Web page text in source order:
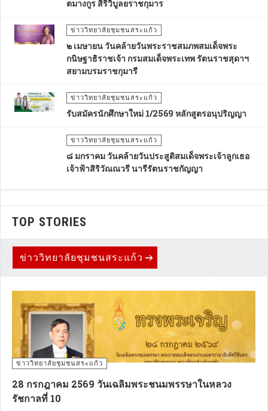
ตมางกูร สิริวิบูลยราชกุมาร
ข่าววิทยาลัยชุมชนสระแก้ว
๒ เมษายน วันคล้ายวันพระราชสมภพสมเด็จพระ
กนิษฐาธิราชเจ้า กรมสมเด็จพระเทพ รัตนราชสุดาฯ
สยามบรมราชกุมารี
ข่าววิทยาลัยชุมชนสระแก้ว
รับสมัครนักศึกษาใหม่ 1/2569 หลักสูตรอนุปริญญา
ข่าววิทยาลัยชุมชนสระแก้ว
๘ มกราคม วันคล้ายวันประสูติสมเด็จพระเจ้าลูกเธอ
เจ้าฟ้าสิริวัณณวรี นารีรัตนราชกัญญา
TOP STORIES
ข่าววิทยาลัยชุมชนสระแก้ว
ข่าววิทยาลัยชุมชนสระแก้ว
28 กรกฎาคม 2569 วันเฉลิมพระชนมพรรษาในหลวง
รัชกาลที่ 10